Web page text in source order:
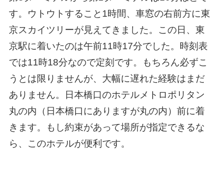
す。ウトウトすること1時間、車窓の右前方に東
京スカイツリーが見えてきました。この日、東
京駅に着いたのは午前11時17分でした。時刻表
では11時18分なので定刻です。もちろん必ずこ
うとは限りませんが、大幅に遅れた経験はまだ
ありません。日本橋口のホテルメトロポリタン
丸の内（日本橋口にありますが丸の内）前に着
きます。もし約束があって場所が指定できるな
ら、このホテルが便利です。